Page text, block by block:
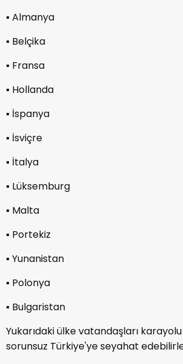
▪︎ Almanya
▪︎ Belçika
▪︎ Fransa
▪︎ Hollanda
▪︎ İspanya
▪︎ İsviçre
▪︎ İtalya
▪︎ Lüksemburg
▪︎ Malta
▪︎ Portekiz
▪︎ Yunanistan
▪︎ Polonya
▪︎ Bulgaristan
Yukarıdaki ülke vatandaşları
sorunsuz Türkiye'ye seyahat